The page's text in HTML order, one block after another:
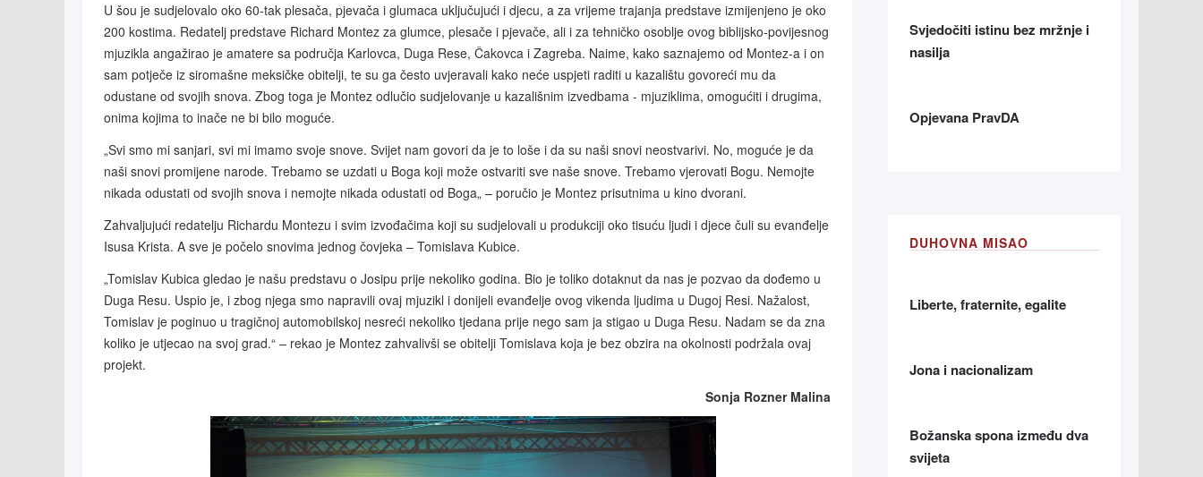
U šou je sudjelovalo oko 60-tak plesača, pjevača i glumaca uključujući i djecu, a za vrijeme trajanja predstave izmijenjeno je oko
200 kostima. Redatelj predstave Richard Montez za glumce, plesače i pjevače, ali i za tehničko osoblje ovog biblijsko-povijesnog
mjuzikla angažirao je amatere sa područja Karlovca, Duga Rese, Čakovca i Zagreba. Naime, kako saznajemo od Montez-a i on
sam potječe iz siromašne meksičke obitelji, te su ga često uvjeravali kako neće uspjeti raditi u kazalištu govoreći mu da
odustane od svojih snova. Zbog toga je Montez odlučio sudjelovanje u kazališnim izvedbama - mjuziklima, omogućiti i drugima,
onima kojima to inače ne bi bilo moguće.
„Svi smo mi sanjari, svi mi imamo svoje snove. Svijet nam govori da je to loše i da su naši snovi neostvarivi. No, moguće je da
naši snovi promijene narode. Trebamo se uzdati u Boga koji može ostvariti sve naše snove. Trebamo vjerovati Bogu. Nemojte
nikada odustati od svojih snova i nemojte nikada odustati od Boga„ – poručio je Montez prisutnima u kino dvorani.
Zahvaljujući redatelju Richardu Montezu i svim izvođačima koji su sudjelovali u produkciji oko tisuću ljudi i djece čuli su evanđelje
Isusa Krista. A sve je počelo snovima jednog čovjeka – Tomislava Kubice.
„Tomislav Kubica gledao je našu predstavu o Josipu prije nekoliko godina. Bio je toliko dotaknut da nas je pozvao da dođemo u
Duga Resu. Uspio je, i zbog njega smo napravili ovaj mjuzikl i donijeli evanđelje ovog vikenda ljudima u Dugoj Resi. Nažalost,
Tomislav je poginuo u tragičnoj automobilskoj nesreći nekoliko tjedana prije nego sam ja stigao u Duga Resu. Nadam se da zna
koliko je utjecao na svoj grad.“ – rekao je Montez zahvalivši se obitelji Tomislava koja je bez obzira na okolnosti podržala ovaj
projekt.
Sonja Rozner Malina
Svjedočiti istinu bez mržnje i
nasilja
Opjevana PravDA
DUHOVNA MISAO
Liberte, fraternite, egalite
Jona i nacionalizam
Božanska spona između dva
svijeta